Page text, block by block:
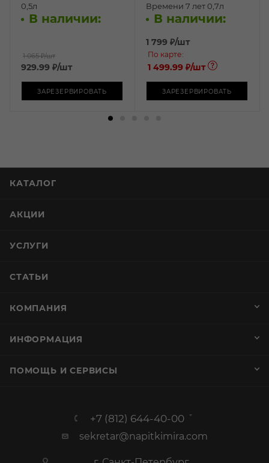
0,5л
В наличии:
1 065 ₽/шт
929.99 ₽/шт
ЗАРЕЗЕРВИРОВАТЬ
Времени 7 лет 0,7л
В наличии:
1 799 ₽/шт
По карте:
1 499.99 ₽/шт
ЗАРЕЗЕРВИРОВАТЬ
КАТАЛОГ
АКЦИИ
УСЛУГИ
СТАТЬИ
КОМПАНИЯ
ИНФОРМАЦИЯ
ПОМОЩЬ И СЕРВИСЫ
+7 (812) 644-40-00
sekretar@napitkimira.com